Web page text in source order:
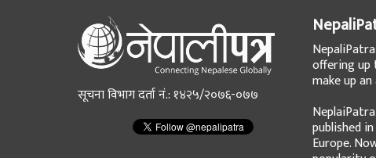
सूचना विभाग दर्ता नं.: १४२५/२०७६-०७७
offering up
make up
published
Europe.